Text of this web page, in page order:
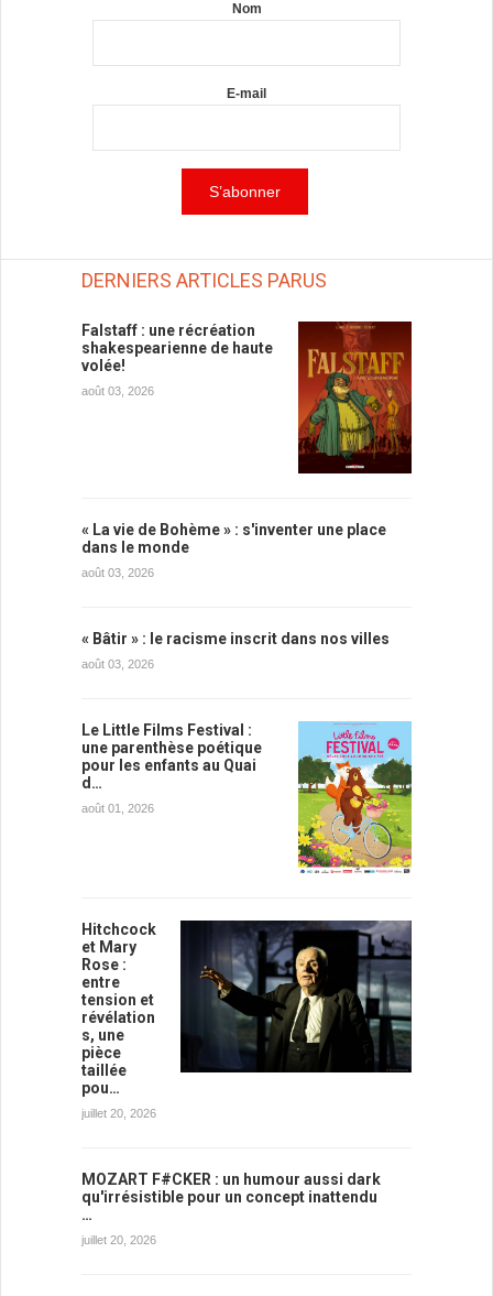
Nom
E-mail
DERNIERS ARTICLES PARUS
Falstaff : une récréation
shakespearienne de haute
volée!
août 03, 2026
« La vie de Bohème » : s'inventer une place
dans le monde
août 03, 2026
« Bâtir » : le racisme inscrit dans nos villes
août 03, 2026
Le Little Films Festival :
une parenthèse poétique
pour les enfants au Quai
d…
août 01, 2026
Hitchcock
et Mary
Rose :
entre
tension et
révélation
s, une
pièce
taillée
pou…
juillet 20, 2026
MOZART F#CKER : un humour aussi dark
qu'irrésistible pour un concept inattendu
…
juillet 20, 2026